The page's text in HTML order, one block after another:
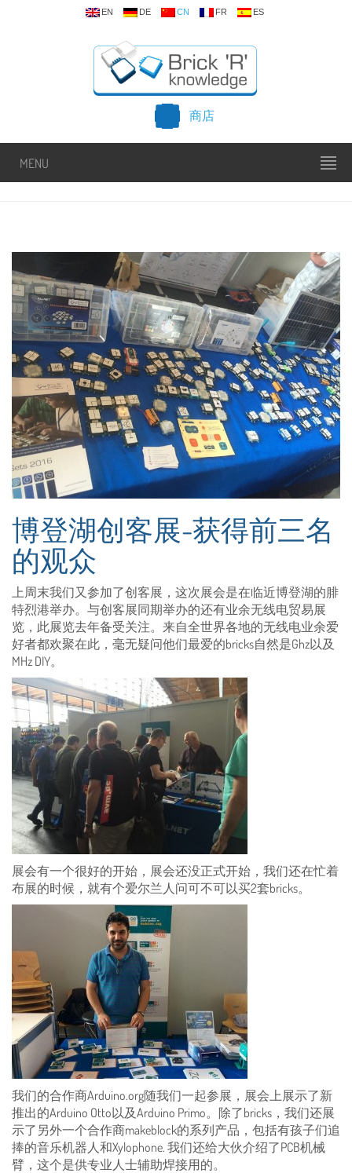
EN DE CN FR ES
商店
MENU
博登湖创客展-获得前三名
的观众
上周末我们又参加了创客展，这次展会是在临近博登湖的腓
特烈港举办。与创客展同期举办的还有业余无线电贸易展
览，此展览去年备受关注。来自全世界各地的无线电业余爱
好者都欢聚在此，毫无疑问他们最爱的bricks自然是Ghz以及
MHz DIY。
展会有一个很好的开始，展会还没正式开始，我们还在忙着
布展的时候，就有个爱尔兰人问可不可以买2套bricks。
我们的合作商Arduino.org随我们一起参展，展会上展示了新
推出的Arduino Otto以及Arduino Primo。除了bricks，我们还展
示了另外一个合作商makeblock的系列产品，包括有孩子们追
捧的音乐机器人和Xylophone. 我们还给大伙介绍了PCB机械
臂，这个是供专业人士辅助焊接用的。